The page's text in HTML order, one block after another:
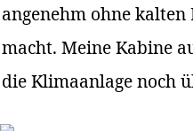
angenehm ohne
macht. Meine Kabine
die Klimaanlage noch